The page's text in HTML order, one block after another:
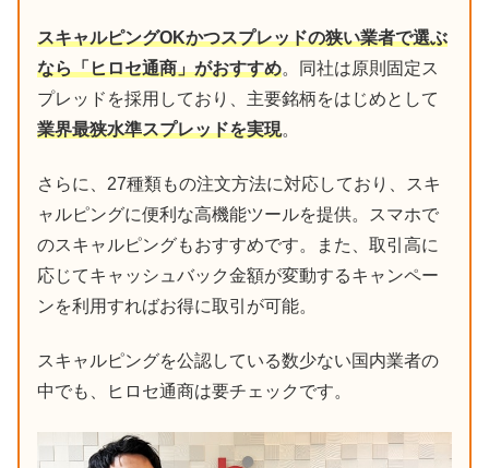
スキャルピングOKかつスプレッドの狭い業者で選ぶ
なら「ヒロセ通商」がおすすめ。同社は原則固定ス
プレッドを採用しており、主要銘柄をはじめとして
業界最狭水準スプレッドを実現。
さらに、27種類もの注文方法に対応しており、スキ
ャルピングに便利な高機能ツールを提供。スマホで
のスキャルピングもおすすめです。また、取引高に
応じてキャッシュバック金額が変動するキャンペー
ンを利用すればお得に取引が可能。
スキャルピングを公認している数少ない国内業者の
中でも、ヒロセ通商は要チェックです。